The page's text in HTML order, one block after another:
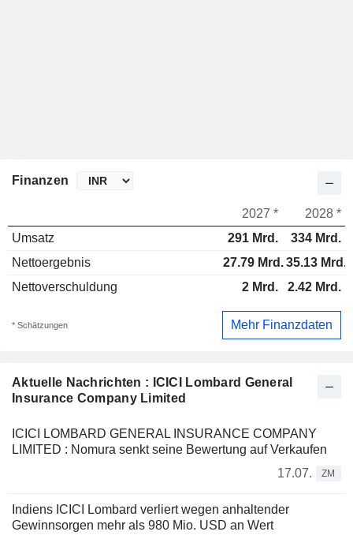
Aktuelle Nachrichten : ICICI Lombard General
Insurance Company Limited
ICICI LOMBARD GENERAL INSURANCE COMPANY
LIMITED : Nomura senkt seine Bewertung auf Verkaufen
17.07.
ZM
Indiens ICICI Lombard verliert wegen anhaltender
Gewinnsorgen mehr als 980 Mio. USD an Wert
Finanzen
2027 *
2028 *
Umsatz
291 Mrd.
334 Mrd.
Nettoergebnis
27.79 Mrd.35.13 Mrd.
Nettoverschuldung
2 Mrd. 2.42 Mrd.
* Schätzungen Mehr Finanzdaten